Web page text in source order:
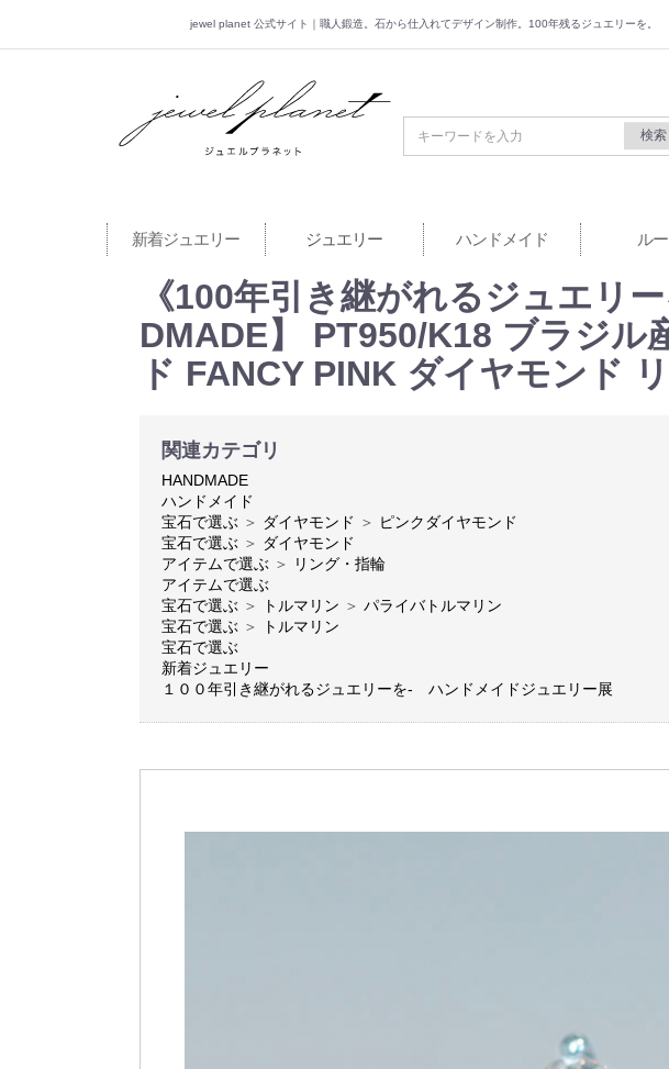
jewel planet 公式サイト｜職人鍛造。石から仕入れてデザイン制作。100年残るジュエリーを。
jewel planet 公式サイト
検索
新着ジュエリー ジュエリー ハンドメイド ル
《100年引き継がれるジュエ
DMADE】 PT950/K18 ブラジ
ド FANCY PINK ダイヤモンド
関連カテゴリ
HANDMADE
ハンドメイド
宝石で選ぶ ＞ ダイヤモンド ＞ ピンクダイヤモンド
宝石で選ぶ ＞ ダイヤモンド
アイテムで選ぶ ＞
リング・指輪
アイテムで選ぶ
宝石で選ぶ ＞ トルマリン ＞ パライバトルマリン
宝石で選ぶ ＞
トルマリン
宝石で選ぶ
新着ジュエリー
１００年引き継がれるジュエリーを- ハンドメイドジュエリー展